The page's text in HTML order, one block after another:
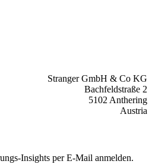
Stranger GmbH &­ Co KG
Bachfeldstraße 2
5102 Anthering
Austria
Insights per E-Mail anmelden.